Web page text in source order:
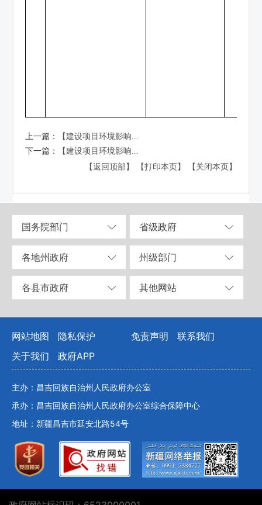
上一篇：
【建设项目环境影响...
下一篇：
【建设项目环境影响...
【返回顶部】
【打印本页】 【关闭本页】
国务院部门 省级政府
各地州政府 州级部门
各县市政府 其他网站
网站地图 隐私保护 免责声明
联系我们
关于我们
政府APP
主办：昌吉回族自治州人民政府办公室
承办：昌吉回族自治州人民政府办公室综合保障中心
地址：新疆昌吉市延安北路54号